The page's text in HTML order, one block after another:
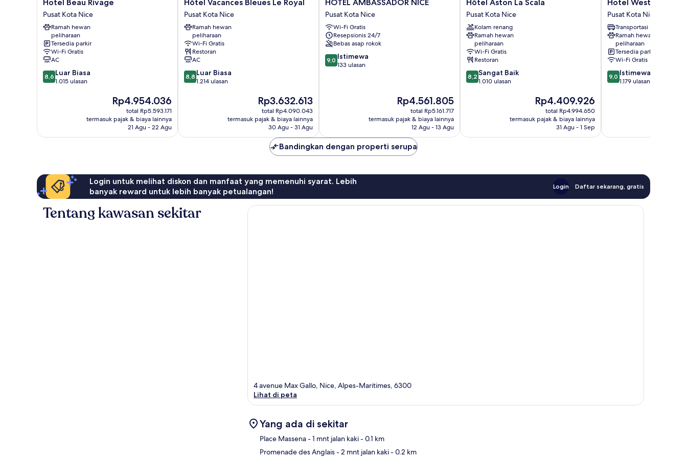
Beau
Rivage
Pusat
Kota
Nice
Hotel Beau Rivage
Pusat Kota Nice
Ramah hewan
peliharaan
Tersedia parkir
Wi-Fi Gratis
AC
8.6
dari
8,6 Luar Biasa
1.015 ulasan
Harga
sekarang
Rp4.954.036
Rp4.954.036
total Rp5.593.171
termasuk pajak & biaya lainnya
21 Agu - 22 Agu
Vacances
Bleues
Le
Royal
Pusat
Kota
Nice
Hôtel Vacances Bleues Le Royal
Pusat Kota Nice
Ramah hewan
peliharaan
Wi-Fi Gratis
Restoran
AC
8.8
dari
8,8 Luar Biasa
1.214 ulasan
Harga
sekarang
Rp3.632.613
Rp3.632.613
total Rp4.090.043
termasuk pajak & biaya lainnya
30 Agu - 31 Agu
AMBASSADOR
NICE
Pusat
Kota
Nice
HOTEL AMBASSADOR NICE
Pusat Kota Nice
Wi-Fi Gratis
Resepsionis 24/7
Bebas asap rokok
9.0
dari
9,0 Istimewa
133 ulasan
Harga
sekarang
Rp4.561.805
Rp4.561.805
total Rp5.161.717
termasuk pajak & biaya lainnya
12 Agu - 13 Agu
Aston
La
Scala
Pusat
Kota
Nice
Hôtel Aston La Scala
Pusat Kota Nice
Kolam renang
Ramah hewan
peliharaan
Wi-Fi Gratis
Restoran
8.2
dari
8,2 Sangat Baik
1.010 ulasan
Harga
sekarang
Rp4.409.926
Rp4.409.926
total Rp4.994.650
termasuk pajak & biaya lainnya
31 Agu - 1 Sep
West
End
Nice
Promenade
Pusat
Kota
Nice
Hotel West End
Pusat Kota Nice
Transportasi bandara
Ramah hewan
peliharaan
Tersedia parkir
Wi-Fi Gratis
9.0
dari
9,0 Istimewa
1.179 ulasan
Bandingkan dengan properti serupa
Login untuk melihat diskon dan manfaat yang memenuhi syarat. Lebih
banyak reward untuk lebih banyak petualangan!
Login Daftar sekarang, gratis
Tentang kawasan sekitar
4 avenue Max Gallo, Nice, Alpes-Maritimes, 6300
Lihat di peta
Yang ada di sekitar
Place Massena- 1 mnt jalan kaki- 0.1 km
Promenade des Anglais- 2 mnt jalan kaki- 0.2 km